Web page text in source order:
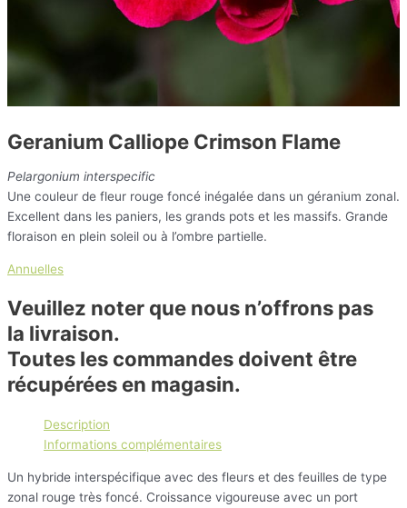
Geranium Calliope Crimson Flame
Pelargonium interspecific
Une couleur de fleur rouge foncé inégalée dans un géranium zonal.
Excellent dans les paniers, les grands pots et les massifs. Grande
floraison en plein soleil ou à l’ombre partielle.
Annuelles
Veuillez noter que nous n’offrons pas
la livraison.
Toutes les commandes doivent être
récupérées en magasin.
Description
Informations complémentaires
Un hybride interspécifique avec des fleurs et des feuilles de type
zonal rouge très foncé. Croissance vigoureuse avec un port